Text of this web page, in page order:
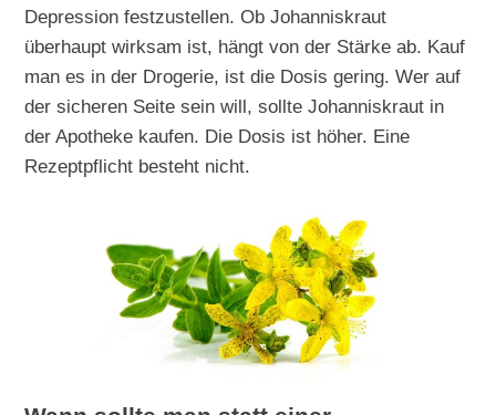
Depression festzustellen. Ob Johanniskraut
überhaupt wirksam ist, hängt von der Stärke ab. Kauf
man es in der Drogerie, ist die Dosis gering. Wer auf
der sicheren Seite sein will, sollte Johanniskraut in
der Apotheke kaufen. Die Dosis ist höher. Eine
Rezeptpflicht besteht nicht.